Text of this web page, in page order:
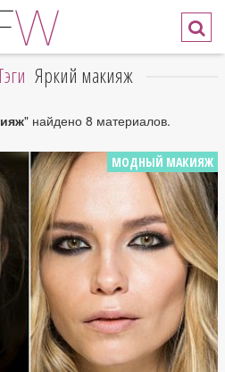
Яркий макияж
" найдено 8 материалов.
МОДНЫЙ МАКИЯЖ